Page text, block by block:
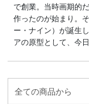
で創業。当時画期的
作ったのが始まり。
ー・ナイン）が誕生
アの原型として、今